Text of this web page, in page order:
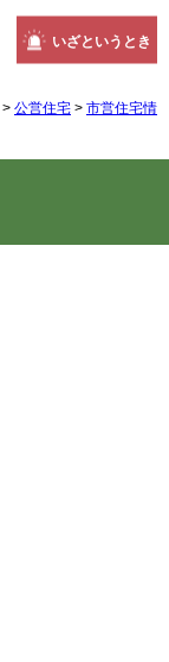
いざというとき
> 公営住宅 > 市営住宅情